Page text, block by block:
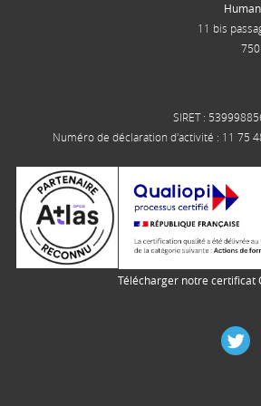
11 bis
SIRET :
Numéro de déclaration d'activité : 11 75
Télécharger notre certificat